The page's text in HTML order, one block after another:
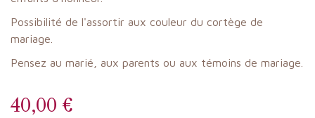
Possibilité de l'assortir aux couleur du cortège de
mariage.
Pensez au marié, aux parents ou aux témoins de mariage.
40,00 €